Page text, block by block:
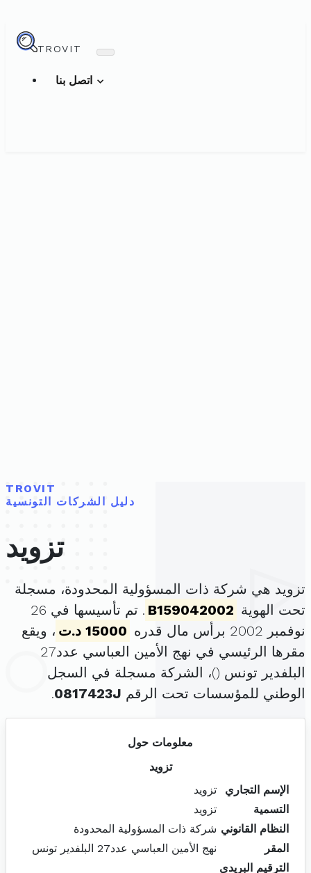
TROVIT
TROVIT
دليل الشركات التونسية
تزويد
تزويد هي شركة ذات المسؤولية المحدودة، مسجلة
تحت الهوية B159042002
. تم تأسيسها في 26
نوفمبر 2002 برأس مال قدره
15000 د.ت
، ويقع
مقرها الرئيسي في نهج الأمين العباسي عدد27
البلفدير تونس ()، الشركة مسجلة في السجل
الوطني للمؤسسات تحت الرقم 0817423J
.
معلومات حول
تزويد
الإسم التجاري
تزويد
التسمية
تزويد
النظام القانوني شركة ذات المسؤولية المحدودة
المقر
نهج الأمين العباسي عدد27 البلفدير تونس
الترقيم البريدي